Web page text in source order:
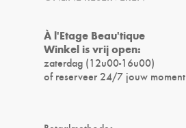
À l'Etage Beau'tique
Winkel is vrij open:
zaterdag (12u00-16u00)
of reserveer 24/7 jouw moment